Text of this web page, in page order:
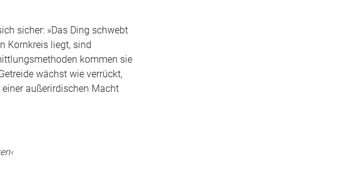
sicher: »Das Ding schwebt
Kornkreis liegt, sind
kommen sie
wächst wie verrückt,
außerirdischen Macht